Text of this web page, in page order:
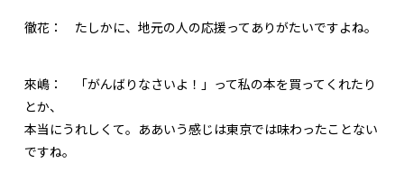
徹花： たしかに、地元の人の応援ってありがたいですよね。
來嶋：
「がんばりなさいよ！」って私の本を買ってくれたり
とか、
本当にうれしくて。ああいう感じは東京では味わったことない
ですね。